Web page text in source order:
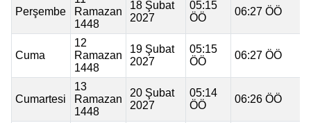
Perşembe
Ramazan
1448
18 Şubat
2027
05:15
ÖÖ
06:27 ÖÖ
Cuma
12
Ramazan
1448
19 Şubat
2027
05:15
ÖÖ
06:27 ÖÖ
Cumartesi
13
Ramazan
1448
20 Şubat
2027
05:14
ÖÖ
06:26 ÖÖ